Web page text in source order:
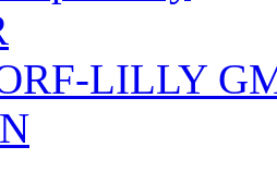
LILLY